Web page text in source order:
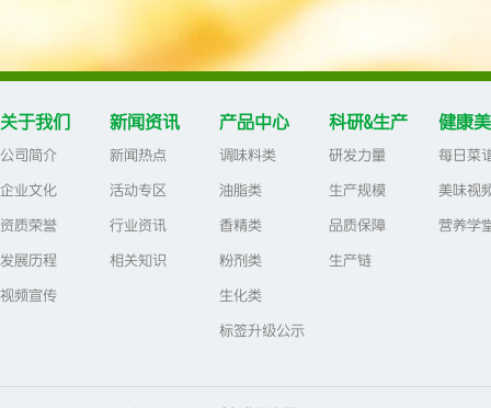
关于我们
公司简介
企业文化
资质荣誉
发展历程
视频宣传
新闻资讯
新闻热点
活动专区
行业资讯
相关知识
产品中心
调味料类
油脂类
香精类
粉剂类
生化类
标签升级公示
科研&生产
研发力量
生产规模
品质保障
生产链
健康
每日菜
美味视
营养学